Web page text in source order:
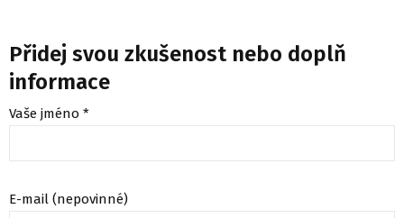
Přidej svou zkušenost nebo doplň
informace
Vaše jméno *
E-mail (nepovinné)